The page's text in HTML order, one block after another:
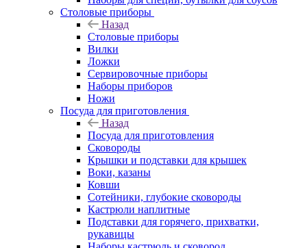
Столовые приборы
Назад
Столовые приборы
Вилки
Ложки
Сервировочные приборы
Наборы приборов
Ножи
Посуда для приготовления
Назад
Посуда для приготовления
Сковороды
Крышки и подставки для крышек
Воки, казаны
Ковши
Сотейники, глубокие сковороды
Кастрюли наплитные
Подставки для горячего, прихватки,
рукавицы